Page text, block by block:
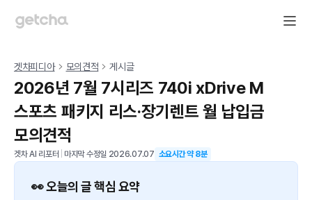
겟차피디아 모의견적 게시글
2026년 7월 7시리즈 740i xDrive M
스포츠 패키지 리스·장기렌트 월 납입금
모의견적
겟차 AI 리포터 마지막 수정일 2026.07.07 소요시간 약8분
👀 오늘의 글 핵심 요약